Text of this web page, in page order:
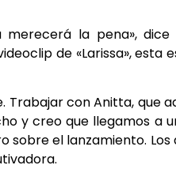
merecerá la pena»,
de «Larissa», esta
Trabajar con Anitta, que
y creo que llegamos a
sobre el lanzamiento.